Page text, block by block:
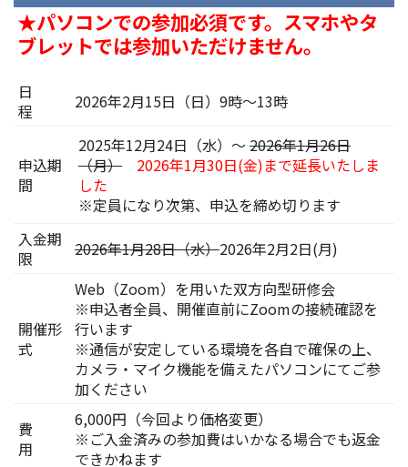
★パソコンでの参加必須です。スマホやタ
ブレットでは参加いただけません。
日
程
2026年2月15日（日）9時～13時
申込期
間
2025年12月24日（水）～ 2026年1月26日
（月） 2026年1月30日(金)まで延長いたしま
した
※定員になり次第、申込を締め切ります
入金期
限
2026年1月28日（水）2026年2月2日(月)
開催形
式
Web（Zoom）を用いた双方向型研修会
※申込者全員、開催直前にZoomの接続確認を
行います
※通信が安定している環境を各自で確保の上、
カメラ・マイク機能を備えたパソコンにてご参
加ください
費
用
6,000円（今回より価格変更）
※ご入金済みの参加費はいかなる場合でも返金
できかねます